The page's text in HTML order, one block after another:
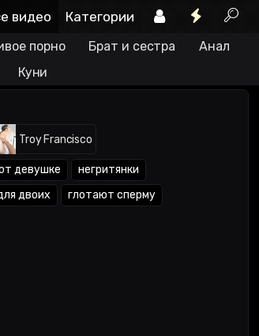
видео Категории
порно Брат и сестра
Анал
Куни
Troy Francisco
девушке
негритянки
двоих
глотают сперму